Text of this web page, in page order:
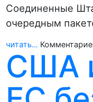
Соединенные
очередным
читать...
США